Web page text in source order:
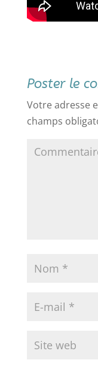
Poster le
Votre adresse
champs